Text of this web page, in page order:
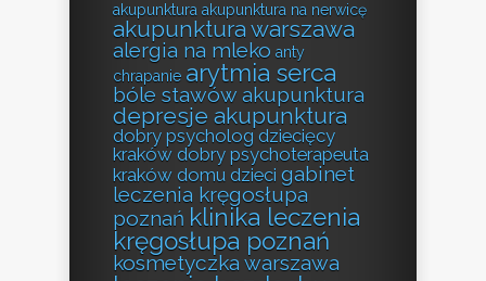
akupunktura akupunktura na nerwicę
akupunktura warszawa
alergia na mleko anty
chrapanie arytmia serca
bóle stawów akupunktura
depresje akupunktura
dobry psycholog dziecięcy
kraków dobry psychoterapeuta
kraków domu dzieci gabinet
leczenia kręgosłupa
poznań klinika leczenia
kręgosłupa poznań
kosmetyczka warszawa